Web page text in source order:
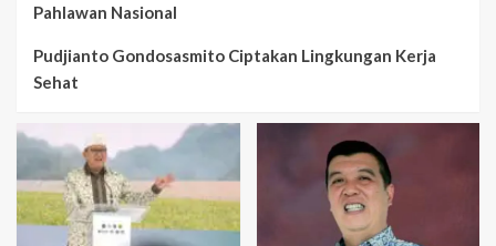
Pahlawan Nasional
Pudjianto Gondosasmito Ciptakan Lingkungan Kerja
Sehat